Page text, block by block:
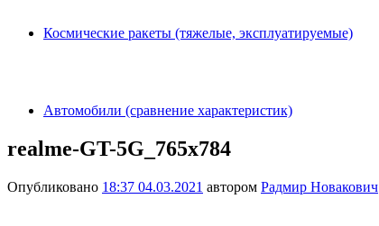
Космические ракеты (тяжелые, эксплуатируемые)
Автомобили (сравнение характеристик)
realme-GT-5G_765x784
Опубликовано 18:37 04.03.2021 автором Радмир Новакович